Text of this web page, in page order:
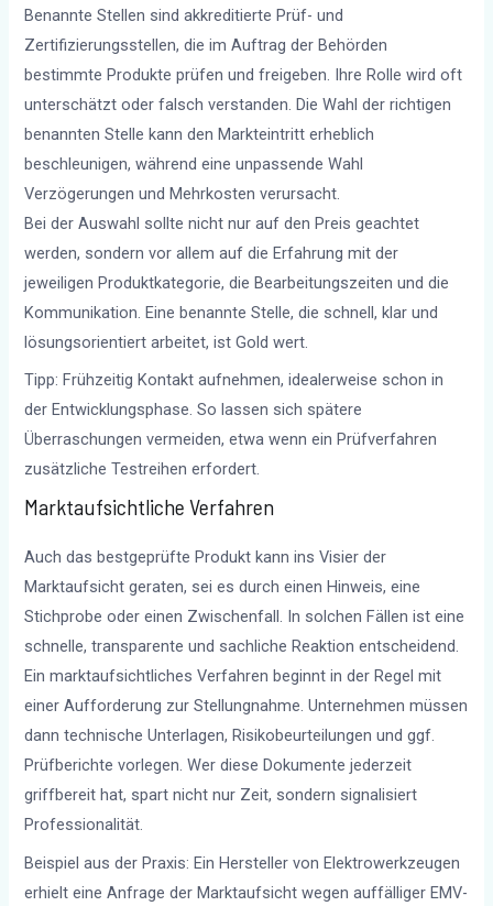
Benannte Stellen sind akkreditierte Prüf- und
Zertifizierungsstellen, die im Auftrag der Behörden
bestimmte Produkte prüfen und freigeben. Ihre Rolle wird oft
unterschätzt oder falsch verstanden. Die Wahl der richtigen
benannten Stelle kann den Markteintritt erheblich
beschleunigen, während eine unpassende Wahl
Verzögerungen und Mehrkosten verursacht.
Bei der Auswahl sollte nicht nur auf den Preis geachtet
werden, sondern vor allem auf die Erfahrung mit der
jeweiligen Produktkategorie, die Bearbeitungszeiten und die
Kommunikation. Eine benannte Stelle, die schnell, klar und
lösungsorientiert arbeitet, ist Gold wert.
Tipp: Frühzeitig Kontakt aufnehmen, idealerweise schon in
der Entwicklungsphase. So lassen sich spätere
Überraschungen vermeiden, etwa wenn ein Prüfverfahren
zusätzliche Testreihen erfordert.
Marktaufsichtliche Verfahren
Auch das bestgeprüfte Produkt kann ins Visier der
Marktaufsicht geraten, sei es durch einen Hinweis, eine
Stichprobe oder einen Zwischenfall. In solchen Fällen ist eine
schnelle, transparente und sachliche Reaktion entscheidend.
Ein marktaufsichtliches Verfahren beginnt in der Regel mit
einer Aufforderung zur Stellungnahme. Unternehmen müssen
dann technische Unterlagen, Risikobeurteilungen und ggf.
Prüfberichte vorlegen. Wer diese Dokumente jederzeit
griffbereit hat, spart nicht nur Zeit, sondern signalisiert
Professionalität.
Beispiel aus der Praxis: Ein Hersteller von Elektrowerkzeugen
erhielt eine Anfrage der Marktaufsicht wegen auffälliger EMV-